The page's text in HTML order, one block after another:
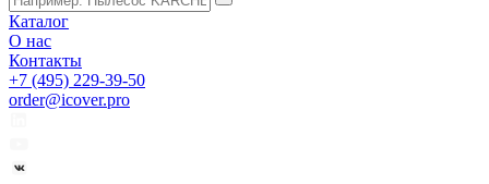
Каталог
О нас
Контакты
+7 (495) 229-39-50
order@icover.pro